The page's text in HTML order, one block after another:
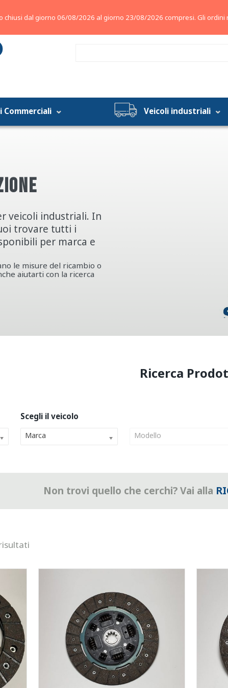
Commerciali Veicoli industriali
veicoli industriali. In
trovare tutti i
per marca e
le misure del ricambio o
aiutarti con la ricerca
Marca Modello
Non trovi quello che cerchi? Vai alla
chiusi dal giorno 06/08/2026 al giorno 23/08/2026 compresi. Gli